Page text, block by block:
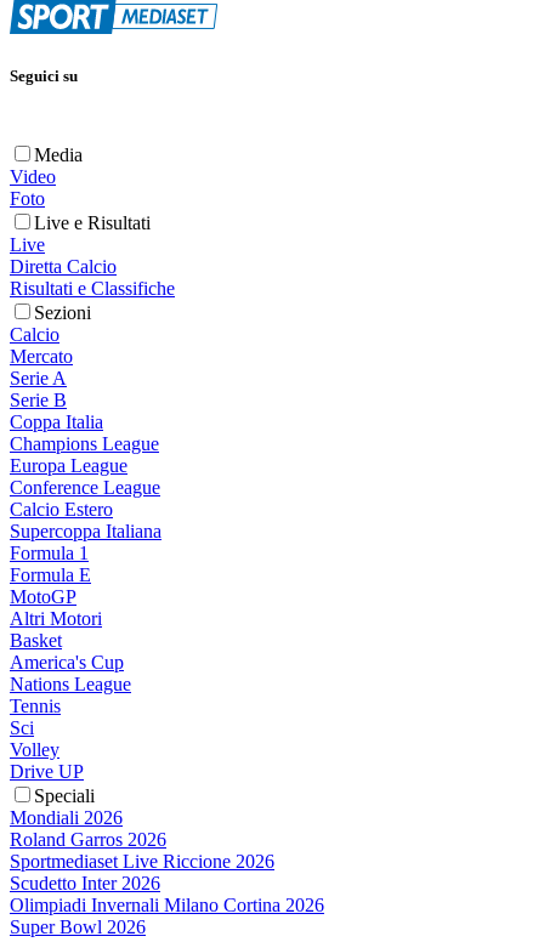
Seguici su
Media
Video
Foto
Live e Risultati
Live
Diretta Calcio
Risultati e Classifiche
Sezioni
Calcio
Mercato
Serie A
Serie B
Coppa Italia
Champions League
Europa League
Conference League
Calcio Estero
Supercoppa Italiana
Formula 1
Formula E
MotoGP
Altri Motori
Basket
America's Cup
Nations League
Tennis
Sci
Volley
Drive UP
Speciali
Mondiali 2026
Roland Garros 2026
Sportmediaset Live Riccione 2026
Scudetto Inter 2026
Olimpiadi Invernali Milano Cortina 2026
Super Bowl 2026